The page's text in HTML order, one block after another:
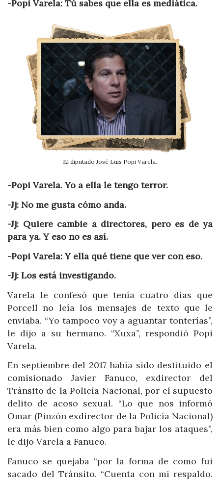
-Popi Varela: Tú sabes que ella es mediática.
El diputado José Luis Popi Varela.
-Popi Varela. Yo a ella le tengo terror.
-Jj: No me gusta cómo anda.
-Jj: Quiere cambie a directores, pero es de ya
para ya. Y eso no es así.
-Popi Varela: Y ella qué tiene que ver con eso.
-Jj: Los está investigando.
Varela le confesó que tenía cuatro días que
Porcell no leía los mensajes de texto que le
enviaba. “Yo tampoco voy a aguantar tonterías”,
le dijo a su hermano. “Xuxa”, respondió Popi
Varela.
En septiembre del 2017 había sido destituido el
comisionado Javier Fanuco, exdirector del
Tránsito de la Policía Nacional, por el supuesto
delito de acoso sexual. “Lo que nos informó
Omar (Pinzón exdirector de la Policía Nacional)
era más bien como algo para bajar los ataques”,
le dijo Varela a Fanuco.
Fanuco se quejaba “por la forma de como fui
sacado del Tránsito. “Cuenta con mi respaldo.